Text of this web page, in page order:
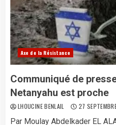
Axe de la Résistance
Communiqué de
Netanyahu est proche
LHOUCINE BENLAIL 27
Par Moulay Abdelkader EL